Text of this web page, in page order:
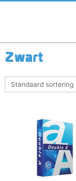
Zwart